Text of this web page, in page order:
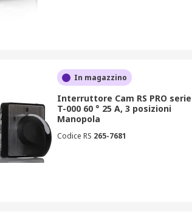
In magazzino
Interruttore Cam RS PRO serie
T-000 60 ° 25 A, 3 posizioni
Manopola
Codice RS 265-7681